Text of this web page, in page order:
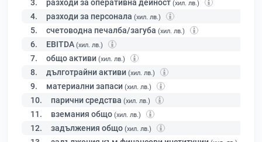
3. разходи за оперативна дейност (хил. лв.)
4. разходи за персонала (хил. лв.)
5. счетоводна печалба/загуба (хил. лв.)
6. EBITDA (хил. лв.)
7. общо активи (хил. лв.)
8. дълготрайни активи (хил. лв.)
9. материални запаси (хил. лв.)
10. парични средства (хил. лв.)
11. вземания общо (хил. лв.)
12. задължения общо (хил. лв.)